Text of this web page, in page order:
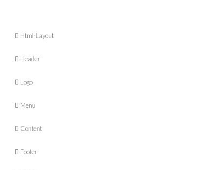
 Html-Layout
 Header
 Logo
 Menu
 Content
 Footer